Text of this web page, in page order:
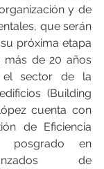
y de
que serán
próxima etapa
más de 20 años
el sector de la
(Building
cuenta con
de Eficiencia
posgrado en
de